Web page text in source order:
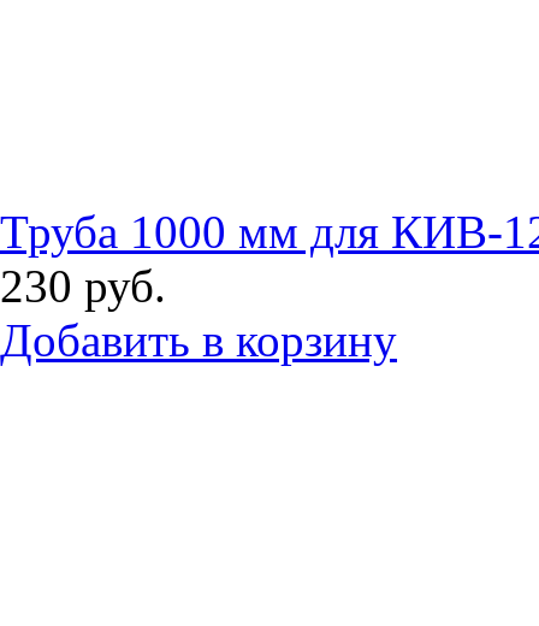
Труба 1000 мм для КИВ-
230 руб.
Добавить в корзину